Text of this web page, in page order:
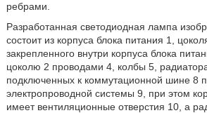
ребрами.
Разработанная светодиодная лампа
состоит из корпуса блока питания 1,
закрепленного внутри корпуса блока
цоколю 2 проводами 4, колбы 5,
подключенных к коммутационной шине 8
электропроводной системы 9, при этом
имеет вентиляционные отверстия 10, а